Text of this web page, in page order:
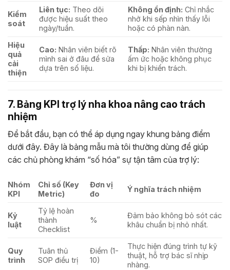
Kiểm
soát
Liên tục: Theo dõi
được hiệu suất theo
ngày/tuần.
Không ổn định: Chỉ nhắc
nhở khi sếp nhìn thấy lỗi
hoặc có phàn nàn.
Hiệu
quả
cải
thiện
Cao: Nhân viên biết rõ
mình sai ở đâu để sửa
dựa trên số liệu.
Thấp: Nhân viên thường
ấm ức hoặc không phục
khi bị khiển trách.
7. Bảng KPI trợ lý nha khoa nâng cao trách
nhiệm
Để bắt đầu, bạn có thể áp dụng ngay khung bảng điểm
dưới đây. Đây là bảng mẫu mà tôi thường dùng để giúp
các chủ phòng khám “số hóa” sự tận tâm của trợ lý:
Nhóm
KPI
Chỉ số (Key
Metric)
Đơn vị
đo
Ý nghĩa trách nhiệm
Kỷ
luật
Tỷ lệ hoàn
thành
Checklist
%
Đảm bảo không bỏ sót các
khâu chuẩn bị nhỏ nhất.
Quy
trình
Tuân thủ
SOP điều trị
Điểm (1-
10)
Thực hiện đúng trình tự kỹ
thuật, hỗ trợ bác sĩ nhịp
nhàng.